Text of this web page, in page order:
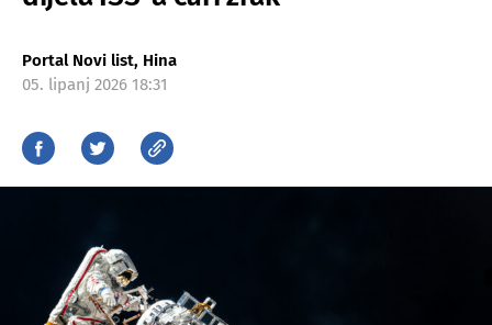
Portal Novi list, Hina
05. lipanj 2026 18:31